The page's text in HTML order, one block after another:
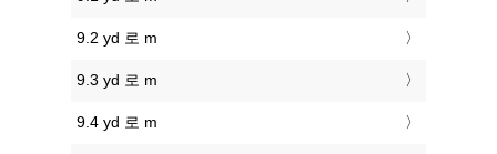
9.2 yd 로 m
9.3 yd 로 m
9.4 yd 로 m